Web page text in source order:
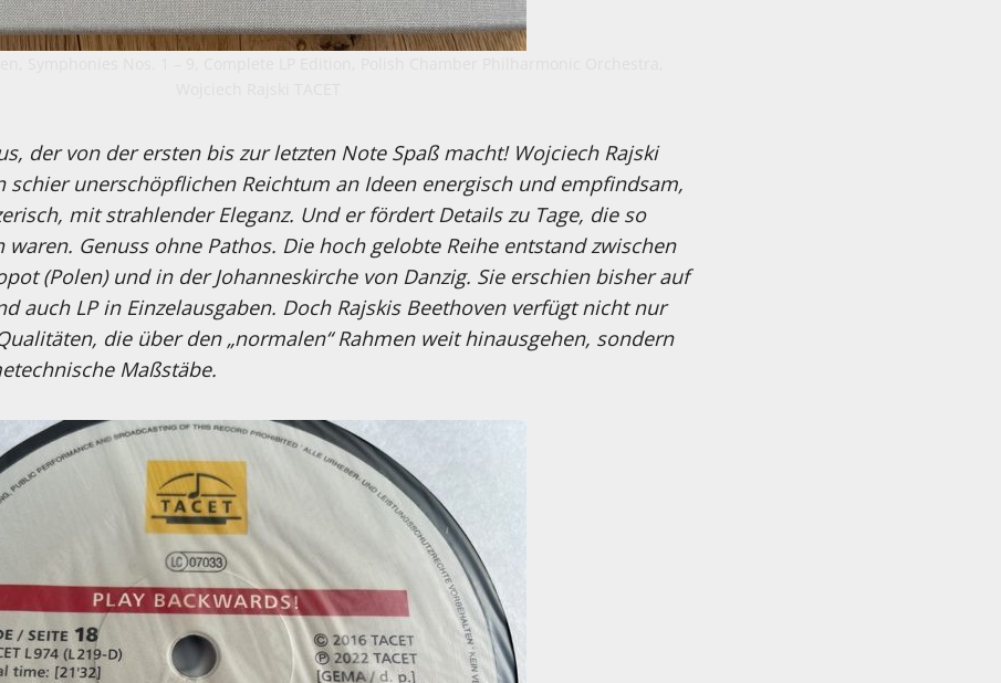
der von der ersten bis zur letzten Note Spaß macht! Wojciech Rajski
schier unerschöpflichen Reichtum an Ideen energisch und empfindsam,
mit strahlender Eleganz. Und er fördert Details zu Tage, die so
Genuss ohne Pathos. Die hoch gelobte Reihe entstand zwischen
(Polen) und in der Johanneskirche von Danzig. Sie erschien bisher auf
auch LP in Einzelausgaben. Doch Rajskis Beethoven verfügt nicht nur
die über den „normalen“ Rahmen weit hinausgehen, sondern
Maßstäbe.